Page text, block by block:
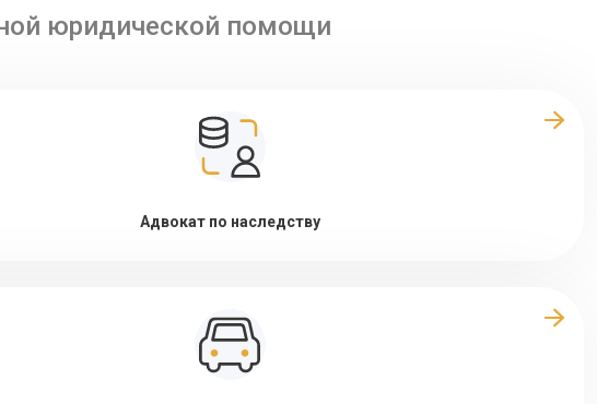
юридической помощи
Адвокат по наследству